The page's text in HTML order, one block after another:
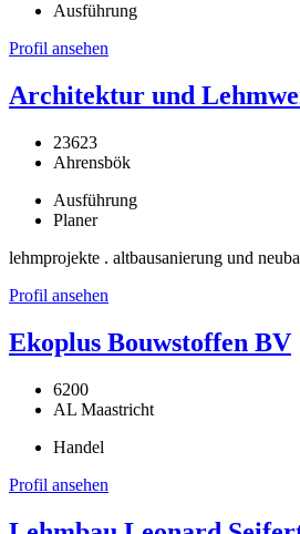
Ausführung
Profil ansehen
Architektur und
23623
Ahrensbök
Ausführung
Planer
lehmprojekte . altbausanierung und
Profil ansehen
Ekoplus Bouwstoffen BV
6200
AL Maastricht
Handel
Profil ansehen